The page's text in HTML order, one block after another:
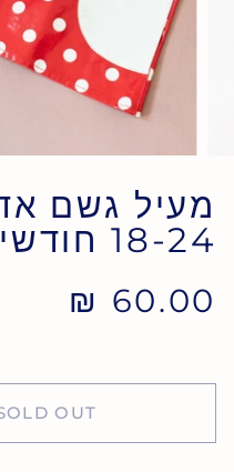
מעיל גשם
18-24 חודשים
60.00 ₪
OUT